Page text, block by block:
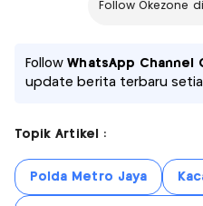
Follow Okezone
FollowWhatsApp Channel
update berita terbaru
Topik Artikel :
Polda Metro Jaya